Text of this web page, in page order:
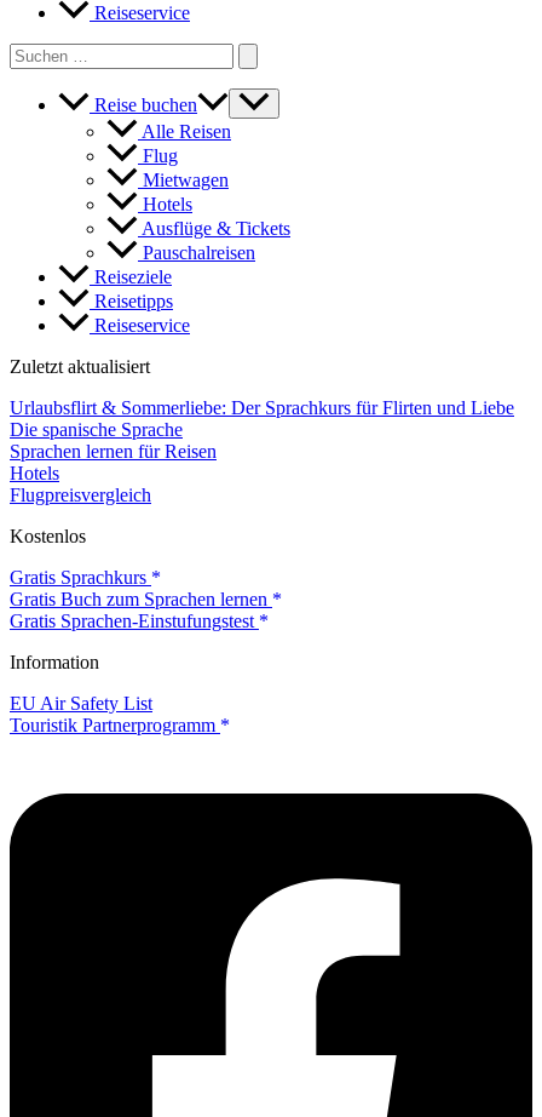
Reiseservice
Search
for:
Reise buchen
Alle Reisen
Flug
Mietwagen
Hotels
Ausflüge & Tickets
Pauschalreisen
Reiseziele
Reisetipps
Reiseservice
Zuletzt aktualisiert
Urlaubsflirt & Sommerliebe: Der Sprachkurs für Flirten und Liebe
Die spanische Sprache
Sprachen lernen für Reisen
Hotels
Flugpreisvergleich
Kostenlos
Gratis Sprachkurs
Gratis Buch zum Sprachen lernen
Gratis Sprachen-Einstufungstest
Information
EU Air Safety List
Touristik Partnerprogramm